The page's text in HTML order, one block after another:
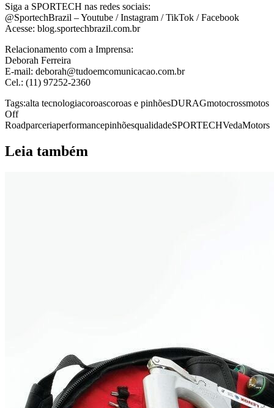
Siga a SPORTECH nas redes sociais:
@SportechBrazil – Youtube / Instagram / TikTok / Facebook
Acesse: blog.sportechbrazil.com.br
Relacionamento com a Imprensa:
Deborah Ferreira
E-mail: deborah@tudoemcomunicacao.com.br
Cel.: (11) 97252-2360
Tags:alta tecnologiacoroascoroas e pinhõesDURAGmotocrossmotos
Off
RoadparceriaperformancepinhõesqualidadeSPORTECHVedaMotors
Leia também